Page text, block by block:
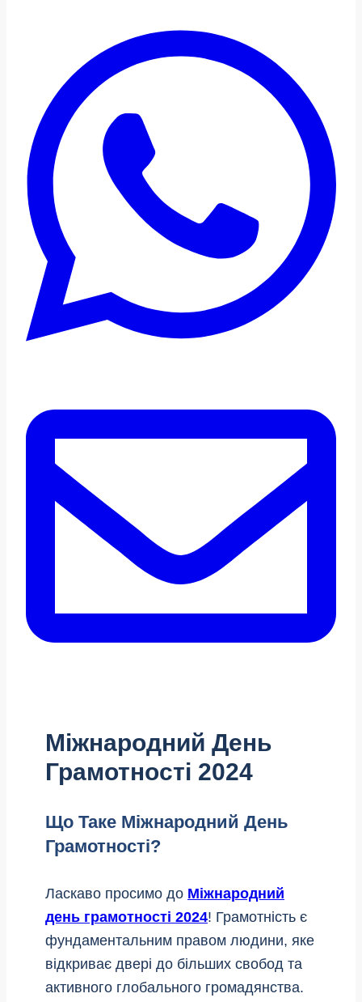
Міжнародний День
Грамотності 2024
Що Таке Міжнародний День
Грамотності?
Ласкаво просимо до Міжнародний
день грамотності 2024! Грамотність є
фундаментальним правом людини, яке
відкриває двері до більших свобод та
активного глобального громадянства.